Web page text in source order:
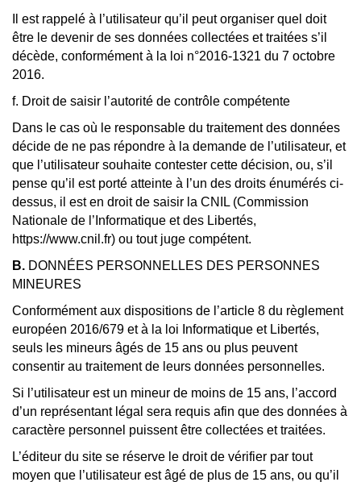
Il est rappelé à l’utilisateur qu’il peut organiser quel doit
être le devenir de ses données collectées et traitées s’il
décède, conformément à la loi n°2016-1321 du 7 octobre
2016.
f. Droit de saisir l’autorité de contrôle compétente
Dans le cas où le responsable du traitement des données
décide de ne pas répondre à la demande de l’utilisateur, et
que l’utilisateur souhaite contester cette décision, ou, s’il
pense qu’il est porté atteinte à l’un des droits énumérés ci-
dessus, il est en droit de saisir la CNIL (Commission
Nationale de l’Informatique et des Libertés,
https://www.cnil.fr) ou tout juge compétent.
B. DONNÉES PERSONNELLES DES PERSONNES
MINEURES
Conformément aux dispositions de l’article 8 du règlement
européen 2016/679 et à la loi Informatique et Libertés,
seuls les mineurs âgés de 15 ans ou plus peuvent
consentir au traitement de leurs données personnelles.
Si l’utilisateur est un mineur de moins de 15 ans, l’accord
d’un représentant légal sera requis afin que des données à
caractère personnel puissent être collectées et traitées.
L’éditeur du site se réserve le droit de vérifier par tout
moyen que l’utilisateur est âgé de plus de 15 ans, ou qu’il